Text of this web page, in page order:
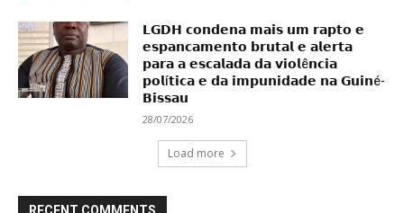
𝗟𝗚𝗗𝗛 𝗰𝗼𝗻𝗱𝗲𝗻𝗮 𝗺𝗮𝗶𝘀 𝘂𝗺 𝗿𝗮𝗽𝘁𝗼 𝗲
𝗲𝘀𝗽𝗮𝗻𝗰𝗮𝗺𝗲𝗻𝘁𝗼 𝗯𝗿𝘂𝘁𝗮𝗹 𝗲 𝗮𝗹𝗲𝗿𝘁𝗮
𝗽𝗮𝗿𝗮 𝗮 𝗲𝘀𝗰𝗮𝗹𝗮𝗱𝗮 𝗱𝗮 𝘃𝗶𝗼𝗹ê𝗻𝗰𝗶𝗮
𝗽𝗼𝗹í𝘁𝗶𝗰𝗮 𝗲 𝗱𝗮 𝗶𝗺𝗽𝘂𝗻𝗶𝗱𝗮𝗱𝗲 𝗻𝗮 𝗚𝘂𝗶𝗻é-
𝗕𝗶𝘀𝘀𝗮𝘂
28/07/2026
Load more